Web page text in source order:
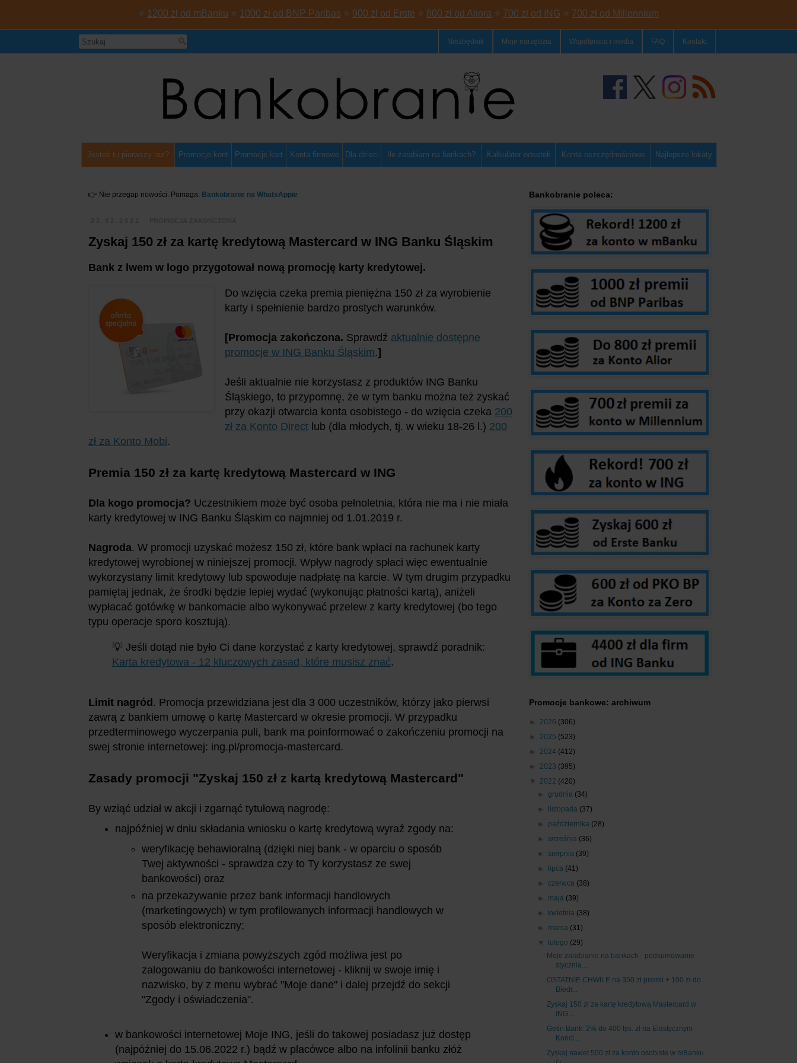
⭐ 1200 zł od mBanku ⭐ 1000 zł od BNP Paribas ⭐ 900 zł od Erste ⭐ 800 zł od Aliora ⭐ 700 zł od ING ⭐ 700 zł od Millennium
Niezbędnik Moje narzędzia Współpraca i media FAQ Kontakt
Jesteś tu pierwszy raz? Promocje kont Promocje kart Konta firmowe Dla dzieci Ile zarabiam na bankach? Kalkulator odsetek Konta oszczędnościowe Najlepsze lokaty
👉 Nie przegap nowości. Pomaga: Bankobranie na WhatsAppie
Zyskaj 150 zł za kartę kredytową Mastercard w ING Banku Śląskim
Bank z lwem w logo przygotował nową promocję karty kredytowej.
Do wzięcia czeka premia pieniężna 150 zł za wyrobienie
karty i spełnienie bardzo prostych warunków.
[Promocja zakończona. Sprawdź aktualnie dostępne
promocje w ING Banku Śląskim.]
Jeśli aktualnie nie korzystasz z produktów ING Banku
Śląskiego, to przypomnę, że w tym banku można też zyskać
przy okazji otwarcia konta osobistego - do wzięcia czeka 200
zł za Konto Direct lub (dla młodych, tj. w wieku 18-26 l.) 200
zł za Konto Mobi.
Premia 150 zł za kartę kredytową Mastercard w ING
Dla kogo promocja? Uczestnikiem może być osoba pełnoletnia, która nie ma i nie miała
karty kredytowej w ING Banku Śląskim co najmniej od 1.01.2019 r.
Nagroda. W promocji uzyskać możesz 150 zł, które bank wpłaci na rachunek karty
kredytowej wyrobionej w niniejszej promocji. Wpływ nagrody spłaci więc ewentualnie
wykorzystany limit kredytowy lub spowoduje nadpłatę na karcie. W tym drugim przypadku
pamiętaj jednak, że środki będzie lepiej wydać (wykonując płatności kartą), aniżeli
wypłacać gotówkę w bankomacie albo wykonywać przelew z karty kredytowej (bo tego
typu operacje sporo kosztują).
💡 Jeśli dotąd nie było Ci dane korzystać z karty kredytowej, sprawdź poradnik:
Karta kredytowa - 12 kluczowych zasad, które musisz znać.
Limit nagród. Promocja przewidziana jest dla 3 000 uczestników, którzy jako pierwsi
zawrą z bankiem umowę o kartę Mastercard w okresie promocji. W przypadku
przedterminowego wyczerpania puli, bank ma poinformować o zakończeniu promocji na
swej stronie internetowej: ing.pl/promocja-mastercard.
Zasady promocji "Zyskaj 150 zł z kartą kredytową Mastercard"
By wziąć udział w akcji i zgarnąć tytułową nagrodę:
najpóźniej w dniu składania wniosku o kartę kredytową wyraź zgody na:
weryfikację behawioralną (dzięki niej bank - w oparciu o sposób
Twej aktywności - sprawdza czy to Ty korzystasz ze swej
bankowości) oraz
na przekazywanie przez bank informacji handlowych
(marketingowych) w tym profilowanych informacji handlowych w
sposób elektroniczny;
Weryfikacja i zmiana powyższych zgód możliwa jest po
zalogowaniu do bankowości internetowej - kliknij w swoje imię i
nazwisko, by z menu wybrać "Moje dane" i dalej przejdź do sekcji
"Zgody i oświadczenia".
w bankowości internetowej Moje ING, jeśli do takowej posiadasz już dostęp
(najpóźniej do 15.06.2022 r.) bądź w placówce albo na infolinii banku złóż
Bankobranie poleca:
Promocje bankowe: archiwum
► 2026 (306)
► 2025 (523)
► 2024 (412)
► 2023 (395)
▼ 2022 (420)
►grudnia (34)
►
listopada (37)
► października (28)
►września (36)
► sierpnia (39)
►
lipca (41)
►czerwca (38)
► maja (39)
►
kwietnia (38)
► marca (31)
▼
lutego (29)
Moje zarabianie na bankach - podsumowanie
stycznia...
OSTATNIE CHWILE na 350 zł premii + 100 zł do
Biedr...
Zyskaj 150 zł za kartę kredytową Mastercard w
ING ...
Getin Bank: 2% do 400 tys. zł na Elastycznym
Konci...
Zyskaj nawet 500 zł za konto osobiste w mBanku